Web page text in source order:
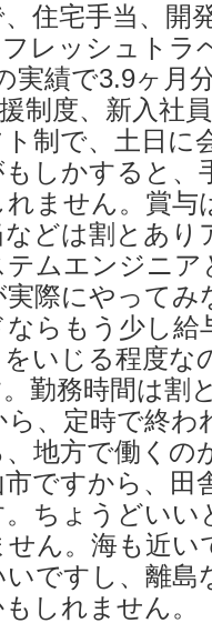
住宅手当、開
レッシュトラ
実績で3.9ヶ月
制度、新入社
制で、土日に
しかすると
ません。賞与
どは割とあ
ムエンジニ
際にやって
らもう少し給
いじる程度な
勤務時間は割
、定時で終わ
地方で働くの
ですから、田
ちょうどい
ん。海も近
いですし、離
しれません。